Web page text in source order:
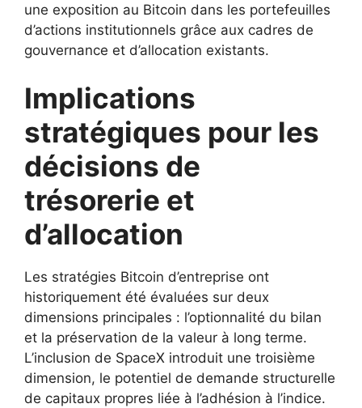
une exposition au Bitcoin dans les portefeuilles
d’actions institutionnels grâce aux cadres de
gouvernance et d’allocation existants.
Implications
stratégiques pour les
décisions de
trésorerie et
d’allocation
Les stratégies Bitcoin d’entreprise ont
historiquement été évaluées sur deux
dimensions principales : l’optionnalité du bilan
et la préservation de la valeur à long terme.
L’inclusion de SpaceX introduit une troisième
dimension, le potentiel de demande structurelle
de capitaux propres liée à l’adhésion à l’indice.